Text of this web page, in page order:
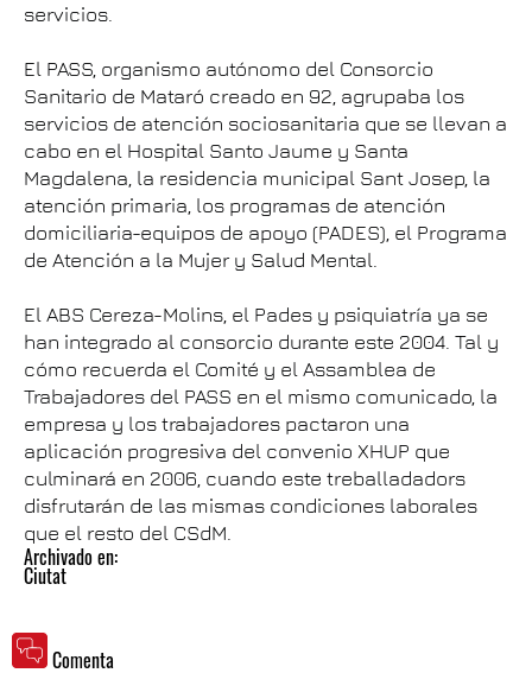
servicios.
El PASS, organismo autónomo del Consorcio
Sanitario de Mataró creado en 92, agrupaba los
servicios de atención sociosanitaria que se llevan a
cabo en el Hospital Santo Jaume y Santa
Magdalena, la residencia municipal Sant Josep, la
atención primaria, los programas de atención
domiciliaria-equipos de apoyo (PADES), el Programa
de Atención a la Mujer y Salud Mental.
El ABS Cereza-Molins, el Pades y psiquiatría ya se
han integrado al consorcio durante este 2004. Tal y
cómo recuerda el Comité y el Assamblea de
Trabajadores del PASS en el mismo comunicado, la
empresa y los trabajadores pactaron una
aplicación progresiva del convenio XHUP que
culminará en 2006, cuando este treballadadors
disfrutarán de las mismas condiciones laborales
que el resto del CSdM.
Archivado en:
Ciutat
Comenta